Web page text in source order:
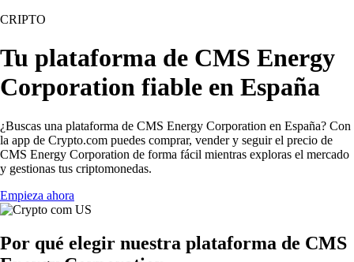
CRIPTO
Tu plataforma de CMS Energy
Corporation fiable en España
¿Buscas una plataforma de CMS Energy Corporation en España? Con
la app de Crypto.com puedes comprar, vender y seguir el precio de
CMS Energy Corporation de forma fácil mientras exploras el mercado
y gestionas tus criptomonedas.
Empieza ahora
Por qué elegir nuestra plataforma de CMS